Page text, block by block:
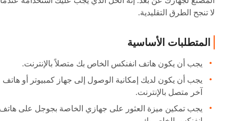
لا تنجح الطرق التقليدية.
المتطلبات الأساسية
يجب أن يكون هاتف انفنكس الخاص بك متصلاً بالإنترنت.
يجب أن يكون لديك إمكانية الوصول إلى جهاز كمبيوتر أو هاتف
آخر متصل بالإنترنت.
يجب تمكين ميزة العثور على جهازي الخاصة بجوجل على